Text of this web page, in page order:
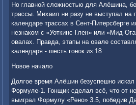
Но главной сложностью для Алёшина,
трассы. Михаил ни разу не выступал на
календаре трассах в Сент-Питерсберге
незнаком с «Уоткинс-Глен» или «Мид-
овалах. Правда, этапы на овале
календаря - шесть гонок из 18.
Новое начало
Долгое время Алёшин безуспешно искал
Формуле-1. Гонщик сделал всё, что от
выиграл Формулу «Рено» 3.5, победив